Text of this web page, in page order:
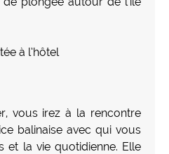
à l’hôtel
vous irez à la rencontre
balinaise avec qui vous
et la vie quotidienne. Elle